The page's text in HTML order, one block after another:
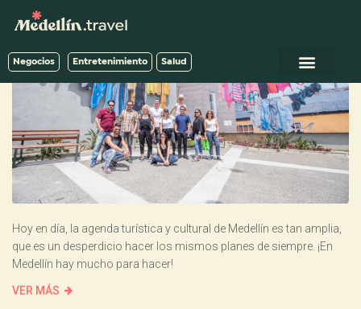
Negocios Entretenimiento Salud
Hoy en día, la agenda turística y cultural de Medellín es tan amplia,
que es un desperdicio hacer los mismos planes de siempre. ¡En
Medellín hay mucho para hacer!
VER MÁS